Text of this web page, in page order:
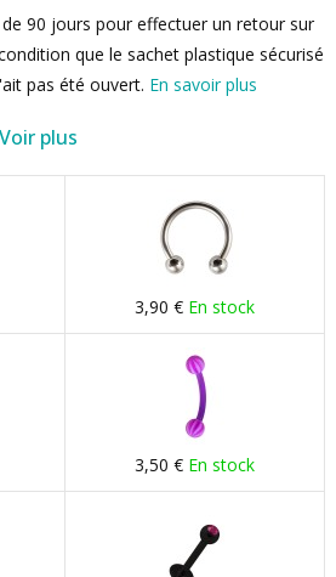
90 jours pour effectuer un retour sur
que le sachet plastique sécurisé
pas été ouvert. En savoir plus
Voir plus
3,90 € En stock
3,50 € En stock